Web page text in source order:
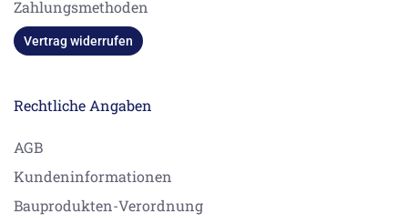
Zahlungsmethoden
Vertrag widerrufen
Rechtliche Angaben
AGB
Kundeninformationen
Bauprodukten-Verordnung